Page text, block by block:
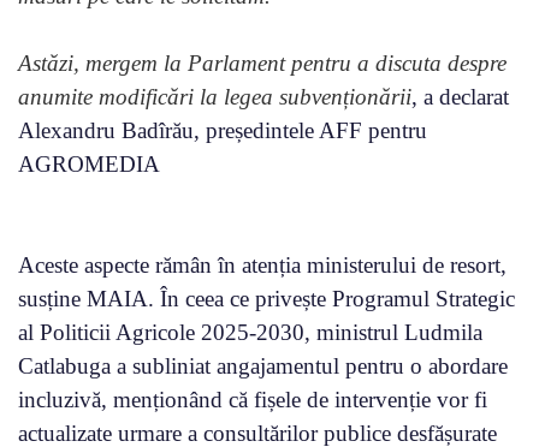
Astăzi, mergem la Parlament pentru a discuta despre
anumite modificări la legea subvenționării, a declarat
Alexandru Badîrău, președintele AFF pentru
AGROMEDIA
Aceste aspecte rămân în atenția ministerului de resort,
susține MAIA. În ceea ce privește Programul Strategic
al Politicii Agricole 2025-2030, ministrul Ludmila
Catlabuga a subliniat angajamentul pentru o abordare
incluzivă, menționând că fișele de intervenție vor fi
actualizate urmare a consultărilor publice desfășurate